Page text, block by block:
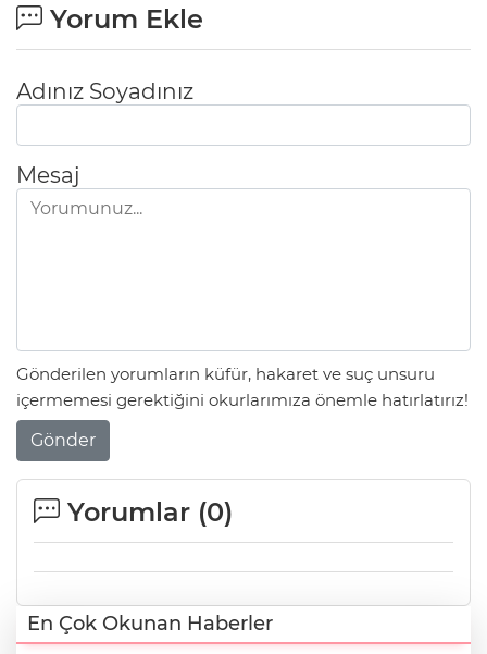
Yorum Ekle
Adınız Soyadınız
Mesaj
Gönderilen yorumların küfür, hakaret ve suç unsuru
içermemesi gerektiğini okurlarımıza önemle hatırlatırız!
Gönder
Yorumlar (0)
En Çok Okunan Haberler